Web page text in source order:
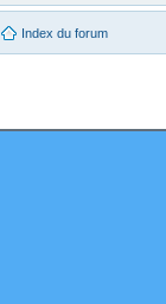
Index du forum